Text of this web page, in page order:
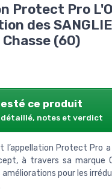
Protect Pro
des
Chasse (60)
ce produit
notes et verdict
Protect Pro
à travers sa marque
pour les